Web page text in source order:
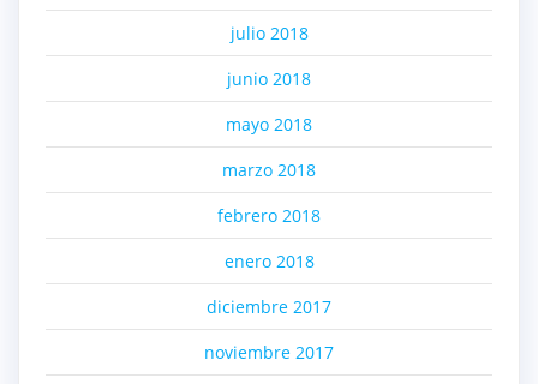
julio 2018
junio 2018
mayo 2018
marzo 2018
febrero 2018
enero 2018
diciembre 2017
noviembre 2017